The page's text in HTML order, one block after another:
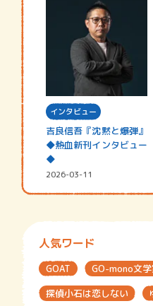
インタビュー
吉良信吾『沈黙と爆弾』
◆熱血新刊インタビュー
◆
2026-03-11
人気ワード
GOAT GO-mono文学
探偵小石は恋しない